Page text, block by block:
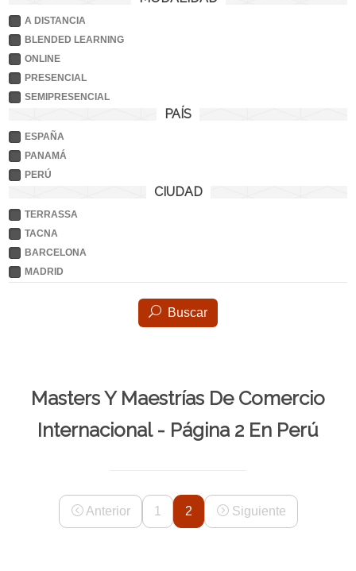
A DISTANCIA
BLENDED LEARNING
ONLINE
PRESENCIAL
SEMIPRESENCIAL
PAÍS
ESPAÑA
PANAMÁ
PERÚ
CIUDAD
TERRASSA
TACNA
BARCELONA
MADRID
Buscar
Masters Y Maestrías De Comercio
Internacional - Página 2 En Perú
Anterior 1 2 Siguiente